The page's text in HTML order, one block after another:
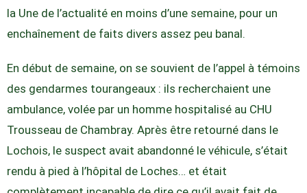
la Une de l’actualité en moins d’une semaine, pour un
enchaînement de faits divers assez peu banal.
En début de semaine, on se souvient de l’appel à témoins
des gendarmes tourangeaux : ils recherchaient une
ambulance, volée par un homme hospitalisé au CHU
Trousseau de Chambray. Après être retourné dans le
Lochois, le suspect avait abandonné le véhicule, s’était
rendu à pied à l’hôpital de Loches… et était